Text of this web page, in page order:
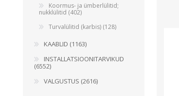
Koormus- ja ümberlülitid;
nukklülitid (402)
Turvalülitid (karbis) (128)
KAABLID (1163)
INSTALLATSIOONITARVIKUD
(6552)
VALGUSTUS (2616)